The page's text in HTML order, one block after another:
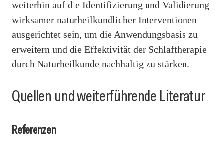
weiterhin auf die Identifizierung und Validierung
wirksamer naturheilkundlicher Interventionen
ausgerichtet sein, um die Anwendungsbasis zu
erweitern und die Effektivität der Schlaftherapie
durch Naturheilkunde nachhaltig zu stärken.
Quellen und weiterführende Literatur
Referenzen